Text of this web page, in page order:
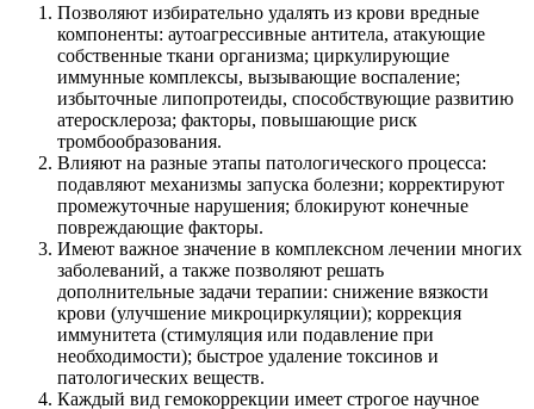
Позволяют избирательно удалять из крови вредные
компоненты: аутоагрессивные антитела, атакующие
собственные ткани организма; циркулирующие
иммунные комплексы, вызывающие воспаление;
избыточные липопротеиды, способствующие развитию
атеросклероза; факторы, повышающие риск
тромбообразования.
Влияют на разные этапы патологического процесса:
подавляют механизмы запуска болезни; корректируют
промежуточные нарушения; блокируют конечные
повреждающие факторы.
Имеют важное значение в комплексном лечении многих
заболеваний, а также позволяют решать
дополнительные задачи терапии: снижение вязкости
крови (улучшение микроциркуляции); коррекция
иммунитета (стимуляция или подавление при
необходимости); быстрое удаление токсинов и
патологических веществ.
Каждый вид гемокоррекции имеет строгое научное